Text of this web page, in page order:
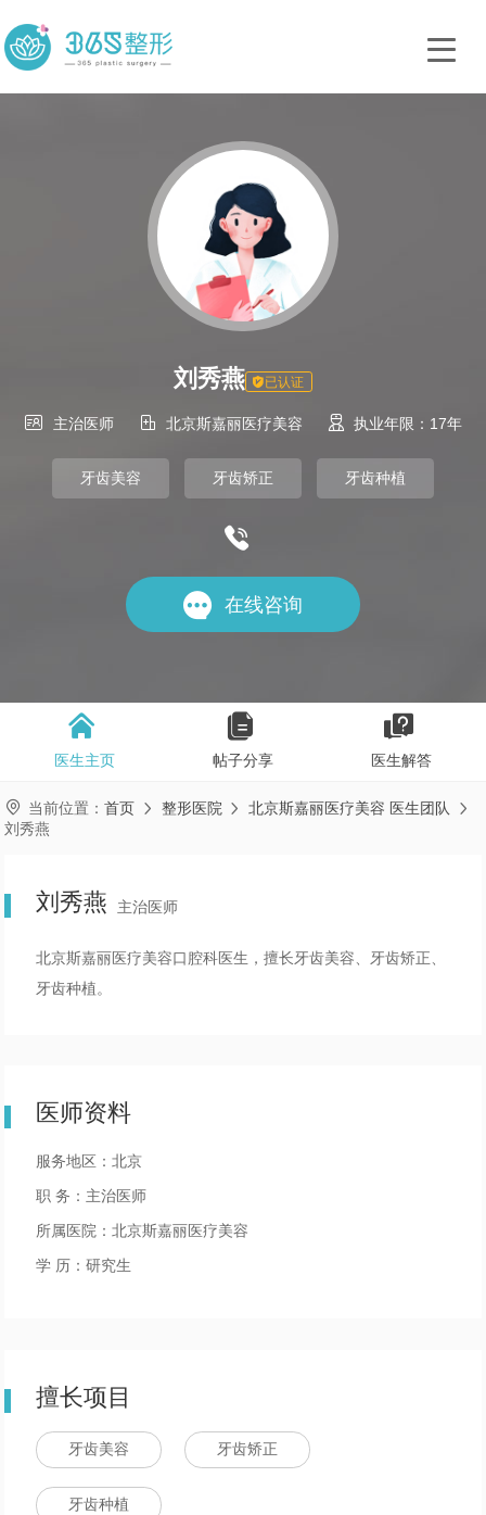
刘秀燕 已认证
 主治医师  北京斯嘉丽医疗美容  执业年限：17年
牙齿美容 牙齿矫正 牙齿种植

 在线咨询

医生主页

帖子分享

医生解答
 当前位置：首页  整形医院  北京斯嘉丽医疗美容 医生团队 
刘秀燕
刘秀燕 主治医师
北京斯嘉丽医疗美容口腔科医生，擅长牙齿美容、牙齿矫正、
牙齿种植。
医师资料
服务地区：北京
职 务：主治医师
所属医院：北京斯嘉丽医疗美容
学 历：研究生
擅长项目
牙齿美容 牙齿矫正
牙齿种植